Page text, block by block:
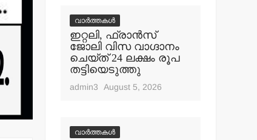
വാർത്തകൾ
ഇറ്റലി, ഫ്രാന്‍സ്
ജോലി വിസ വാഗ്ദാനം
ചെയ്ത് 24 ലക്ഷം രൂപ
തട്ടിയെടുത്തു
admin3 August 5, 2026
വാർത്തകൾ